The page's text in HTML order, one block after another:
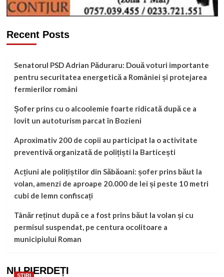
Recent Posts
Senatorul PSD Adrian Păduraru: Două voturi importante
pentru securitatea energetică a României și protejarea
fermierilor români
Șofer prins cu o alcoolemie foarte ridicată după ce a
lovit un autoturism parcat în Bozieni
Aproximativ 200 de copii au participat la o activitate
preventivă organizată de polițiști la Barticești
Acțiuni ale polițiștilor din Săbăoani: șofer prins băut la
volan, amenzi de aproape 20.000 de lei și peste 10 metri
cubi de lemn confiscați
Tânăr reținut după ce a fost prins băut la volan și cu
permisul suspendat, pe centura ocolitoare a
municipiului Roman
NU PIERDEȚI
STIRI